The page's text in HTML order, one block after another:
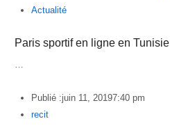
Actualité
Paris sportif en ligne en Tunisie
Publié :juin 11, 20197:40 pm
Author
recit